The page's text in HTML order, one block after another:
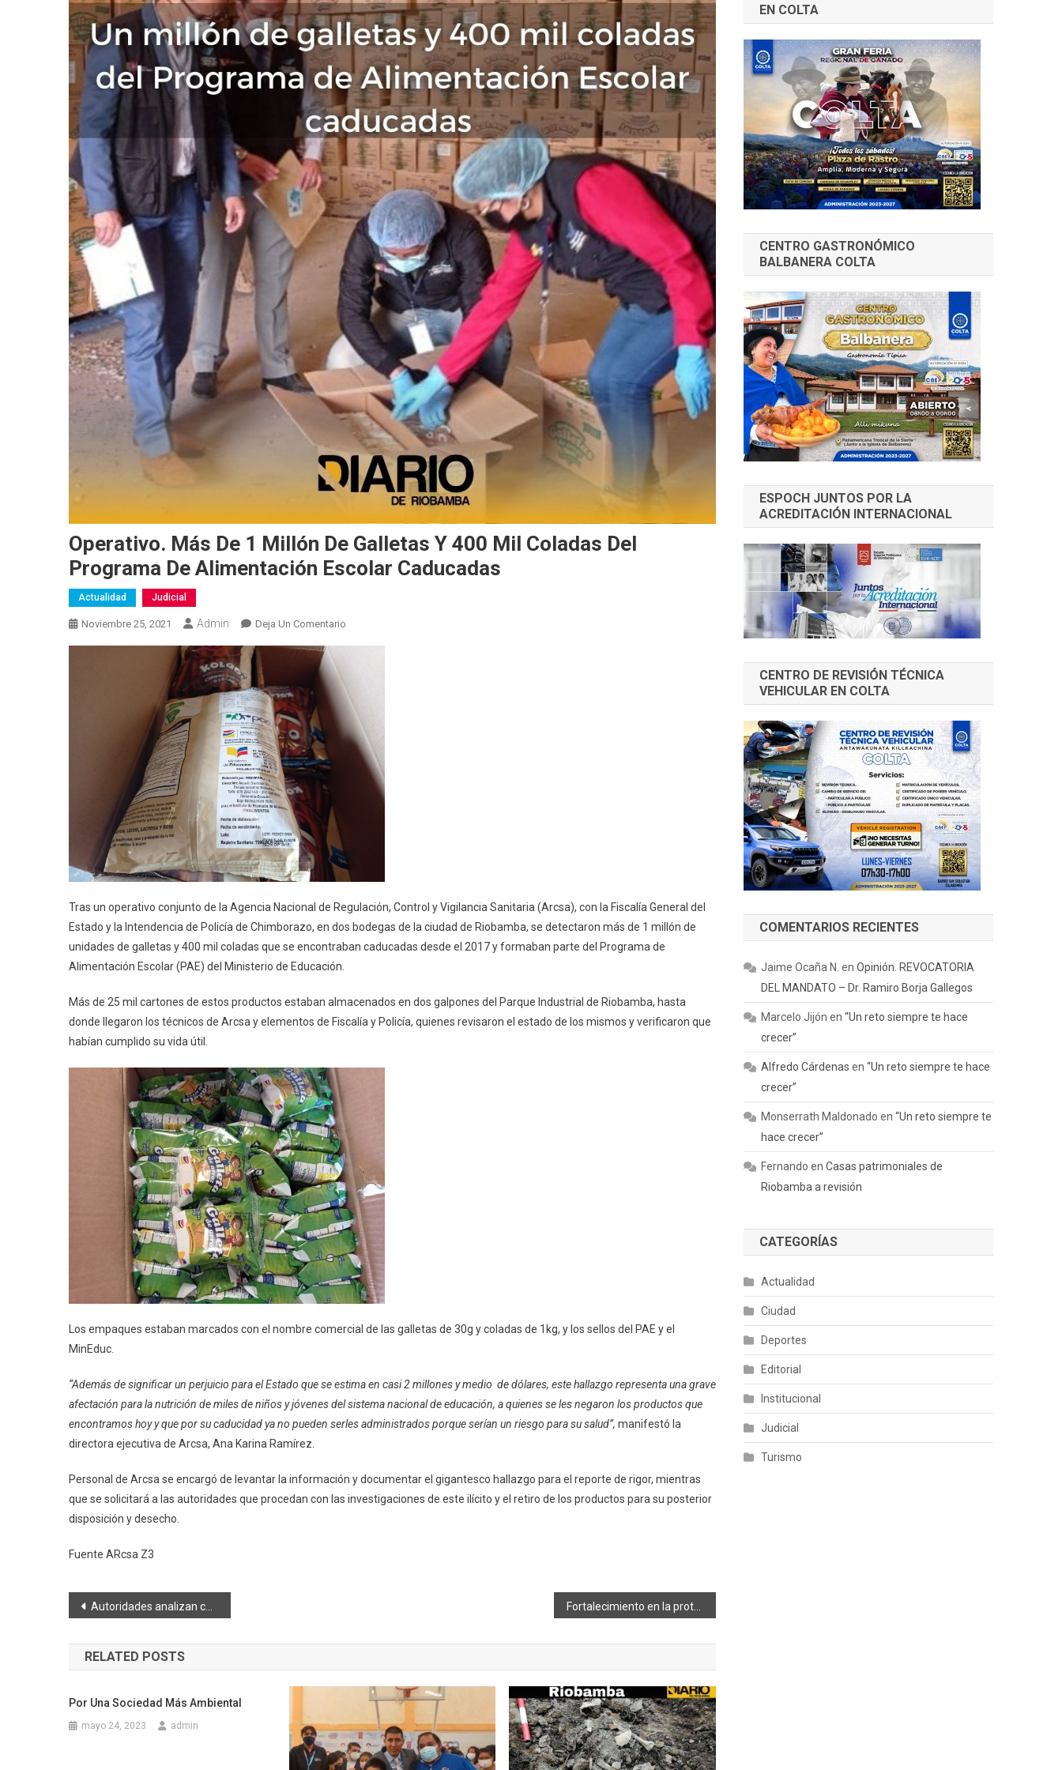
Operativo. Más De 1 Millón De Galletas Y 400 Mil Coladas Del
Programa De Alimentación Escolar Caducadas
Actualidad Judicial
Noviembre 25, 2021 Admin Deja Un Comentario
1
Millón
De
Galletas
Programa
De
Escolar
Caducadas
Tras un operativo conjunto de la Agencia Nacional de Regulación, Control y Vigilancia Sanitaria (Arcsa), con la Fiscalía General del
Estado y la Intendencia de Policía de Chimborazo, en dos bodegas de la ciudad de Riobamba, se detectaron más de 1 millón de
unidades de galletas y 400 mil coladas que se encontraban caducadas desde el 2017 y formaban parte del Programa de
Alimentación Escolar (PAE) del Ministerio de Educación.
Más de 25 mil cartones de estos productos estaban almacenados en dos galpones del Parque Industrial de Riobamba, hasta
donde llegaron los técnicos de Arcsa y elementos de Fiscalía y Policía, quienes revisaron el estado de los mismos y verificaron que
habían cumplido su vida útil.
Los empaques estaban marcados con el nombre comercial de las galletas de 30g y coladas de 1kg, y los sellos del PAE y el
MinEduc.
“Además de significar un perjuicio para el Estado que se estima en casi 2 millones y medio de dólares, este hallazgo representa una grave
afectación para la nutrición de miles de niños y jóvenes del sistema nacional de educación, a quienes se les negaron los productos que
encontramos hoy y que por su caducidad ya no pueden serles administrados porque serían un riesgo para su salud”, manifestó la
directora ejecutiva de Arcsa, Ana Karina Ramírez.
Personal de Arcsa se encargó de levantar la información y documentar el gigantesco hallazgo para el reporte de rigor, mientras
que se solicitará a las autoridades que procedan con las investigaciones de este ilícito y el retiro de los productos para su posterior
disposición y desecho.
Fuente ARcsa Z3
Navegación
de
entradas
Autoridades analizan cambio de lugar para Feria de Monigotes y Juegos Artificiales
RELATED POSTS
Por Una Sociedad Más Ambiental
mayo 24, 2023 admin
EN COLTA
CENTRO GASTRONÓMICO
BALBANERA COLTA
ESPOCH JUNTOS POR LA
ACREDITACIÓN INTERNACIONAL
CENTRO DE REVISIÓN TÉCNICA
VEHICULAR EN COLTA
COMENTARIOS RECIENTES
Jaime Ocaña N. enOpinión. REVOCATORIA
DEL MANDATO – Dr. Ramiro Borja Gallegos
Marcelo Jijón en“Un reto siempre te hace
crecer”
Alfredo Cárdenas en“Un reto siempre te hace
crecer”
Monserrath Maldonado en“Un reto siempre te
hace crecer”
Fernando enCasas patrimoniales de
Riobamba a revisión
CATEGORÍAS
Actualidad
Ciudad
Deportes
Editorial
Institucional
Judicial
Turismo